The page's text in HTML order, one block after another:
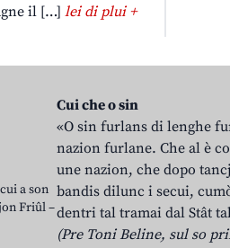
il […] lei di plui +
a son
Friûl –
Cui che o sin
«O sin furlans di lenghe
nazion furlane. Che al è
une nazion, che dopo
bandis dilunc i secui,
dentri tal tramai dal Stât
(Pre Toni Beline, sul so